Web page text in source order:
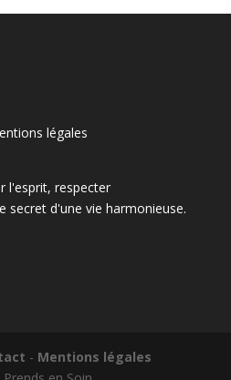
légales
l'esprit, respecter
secret d'une vie harmonieuse.
- Mentions légales